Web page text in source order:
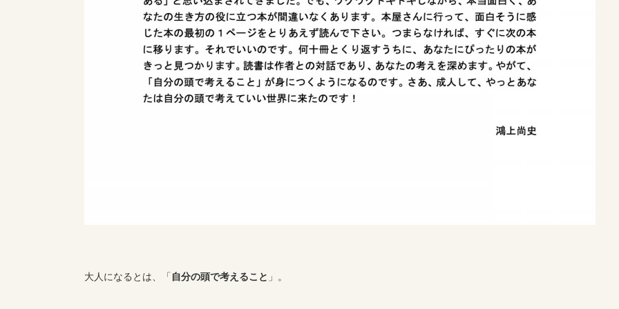
大人になるとは、「自分の頭で考えること 」。